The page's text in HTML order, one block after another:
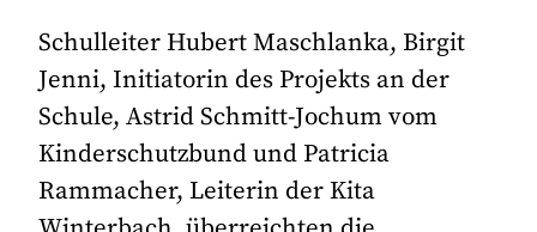
Schulleiter Hubert Maschlanka, Birgit
Jenni, Initiatorin des Projekts an der
Schule, Astrid Schmitt-Jochum vom
Kinderschutzbund und Patricia
Rammacher, Leiterin der Kita